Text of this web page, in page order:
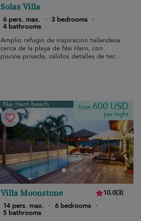
Solas Villa
6 pers. max. · 3 bedrooms ·
4 bathrooms
Amplio refugio de inspiración tailandesa
cerca de la playa de Nai Harn, con
piscina privada, cálidos detalles de teca,
diseño acogedor y restaurantes
Nai Harn beach from 600 USD
per night
Villa Moonstone 10.0(3)
14 pers. max.
· 6 bedrooms ·
5 bathrooms